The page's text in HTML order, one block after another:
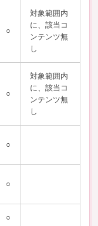
○
対象範囲内
に、該当コ
ンテンツ無
し
○
対象範囲内
に、該当コ
ンテンツ無
し
○
○
○